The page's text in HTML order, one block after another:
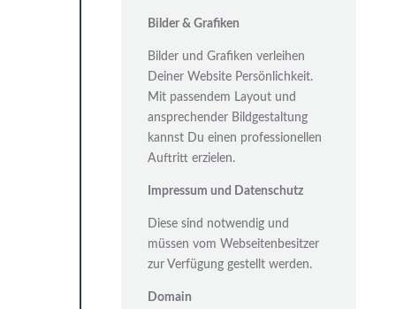
Bilder & Grafiken
Bilder und Grafiken verleihen
Deiner Website Persönlichkeit.
Mit passendem Layout und
ansprechender Bildgestaltung
kannst Du einen professionellen
Auftritt erzielen.
Impressum und Datenschutz
Diese sind notwendig und
müssen vom Webseitenbesitzer
zur Verfügung gestellt werden.
Domain